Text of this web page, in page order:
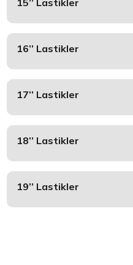
15’’ Lastikler
16’’ Lastikler
17’’ Lastikler
18’’ Lastikler
19’’ Lastikler